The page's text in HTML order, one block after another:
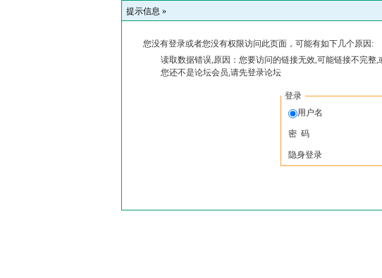
提示信息 »
您没有登录或者您没有权限访问此页面，可能有如下几个原因:
读取数据错误,原因：您要访问的链接无效,可能链接不完整,
您还不是论坛会员,请先登录论坛
登录
用户名
密 码
隐身登录